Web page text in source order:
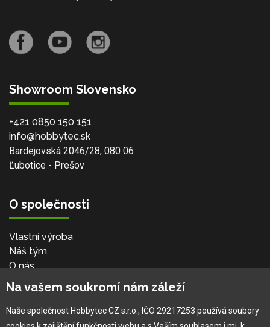
Showroom Slovensko
+421 0850 150 151
info@hobbytec.sk
Bardejovská 2046/28, 080 06
Ľubotice - Prešov
O společnosti
Vlastní výroba
Náš tým
O nás
Pro zákazníka
Na vašem soukromí nám záleží
Naše společnost Hobbytec CZ s.r.o., IČO 29217253 používá soubory